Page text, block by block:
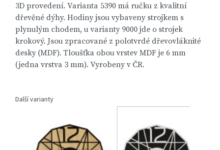
3D provedení. Varianta 5390 má ručku z kvalitní
dřevěné dýhy. Hodiny jsou vybaveny strojkem s
plynulým chodem, u varianty 9000 jde o strojek
krokový. Jsou zpracované z polotvrdé dřevovláknité
desky (MDF). Tloušťka obou vrstev MDF je 6 mm
(jedna vrstva 3 mm). Vyrobeny v ČR.
Další varianty